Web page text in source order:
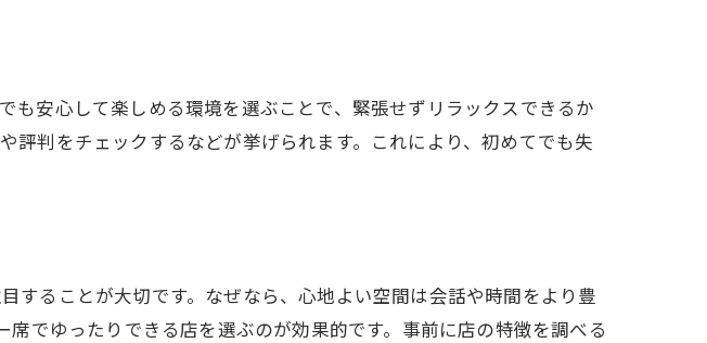
サービスとは
が魅力のバー紹介
安心して楽しめる環境を選ぶことで、緊張せずリラックスできるか
判をチェックするなどが挙げられます。これにより、初めてでも失
することが大切です。なぜなら、心地よい空間は会話や時間をより豊
でゆったりできる店を選ぶのが効果的です。事前に店の特徴を調べる